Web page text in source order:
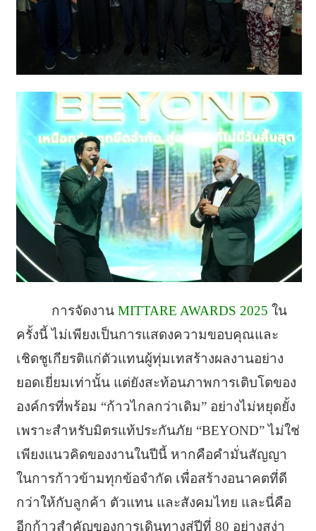
การจัดงาน MITTARE AWARDS 2025 ใน
ครั้งนี้ ไม่เพียงเป็นการแสดงความขอบคุณและ
เชิดชูเกียรติแก่ตัวแทนผู้ทุ่มเทสร้างผลงานอย่าง
ยอดเยี่ยมเท่านั้น แต่ยังสะท้อนภาพการเติบโตของ
องค์กรที่พร้อม “ก้าวไกลกว่าเดิม” อย่างไม่หยุดยั้ง
เพราะสำหรับมิตรแท้ประกันภัย “BEYOND” ไม่ใช่
เพียงแนวคิดของงานในปีนี้ หากคือคำมั่นสัญญา
ในการก้าวข้ามทุกข้อจำกัด เพื่อสร้างอนาคตที่ดี
กว่าให้กับลูกค้า ตัวแทน และสังคมไทย และนี่คือ
อีกก้าวสำคัญของการเดินทางสู่ปีที่ 80 อย่างสง่า